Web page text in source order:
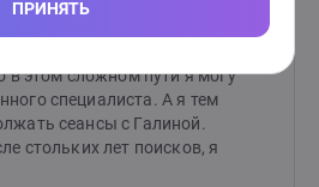
ПРИНЯТЬ
вопрос поиска гармонии,
из разного рода
в этом сложном пути я могу
специалиста. А я тем
сеансы с Галиной.
стольких лет поисков, я